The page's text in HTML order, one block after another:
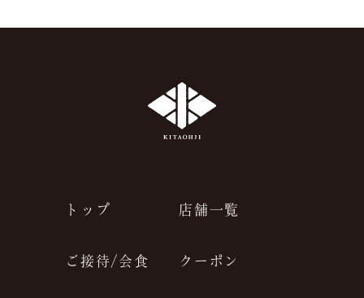
トップ
ご接待/会食
店舗一覧
クーポン